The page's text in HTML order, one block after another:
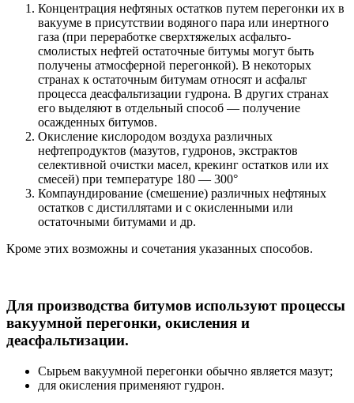
Концентрация нефтяных остатков путем перегонки их в
вакууме в присутствии водяного пара или инертного
газа (при переработке сверхтяжелых асфальто-
смолистых нефтей остаточные битумы могут быть
получены атмосферной перегонкой). В некоторых
странах к остаточным битумам относят и асфальт
процесса деасфальтизации гудрона. В других странах
его выделяют в отдельный способ — получение
осажденных битумов.
Окисление кислородом воздуха различных
нефтепродуктов (мазутов, гудронов, экстрактов
селективной очистки масел, крекинг остатков или их
смесей) при температуре 180 — 300°
Компаундирование (смешение) различных нефтяных
остатков с дистиллятами и с окисленными или
остаточными битумами и др.
Кроме этих возможны и сочетания указанных способов.
Для производства битумов используют процессы
вакуумной перегонки, окисления и
деасфальтизации.
Сырьем вакуумной перегонки обычно является мазут;
для окисления применяют гудрон.